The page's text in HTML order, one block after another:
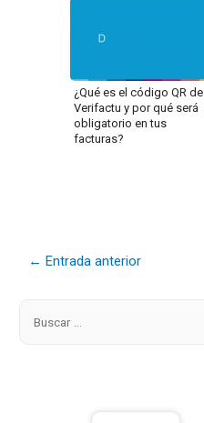
¿Qué es el código QR de
Verifactu y por qué será
obligatorio en tus
facturas?
← Entrada anterior